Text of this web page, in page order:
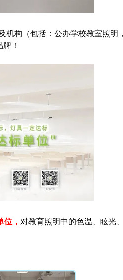
机构（包括：公办学校教室照明
！
位， 对教育照明中的色温、眩光